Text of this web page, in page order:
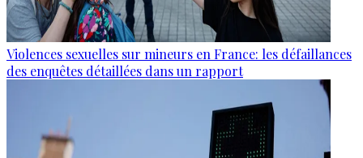
Violences sexuelles sur mineurs en France: les défaillances
des enquêtes détaillées dans un rapport